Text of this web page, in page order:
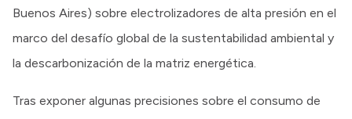
Buenos Aires) sobre electrolizadores de alta presión en el
marco del desafío global de la sustentabilidad ambiental y
la descarbonización de la matriz energética.
Tras exponer algunas precisiones sobre el consumo de